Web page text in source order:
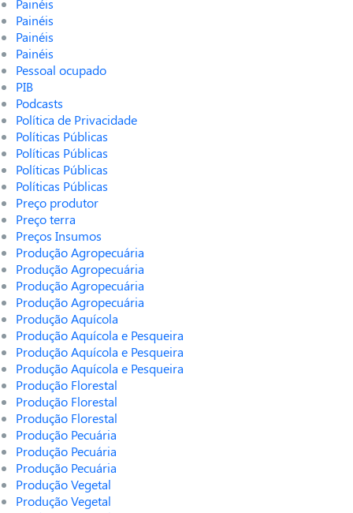
Painéis
Painéis
Painéis
Painéis
Pessoal ocupado
PIB
Podcasts
Política de Privacidade
Políticas Públicas
Políticas Públicas
Políticas Públicas
Políticas Públicas
Preço produtor
Preço terra
Preços Insumos
Produção Agropecuária
Produção Agropecuária
Produção Agropecuária
Produção Agropecuária
Produção Aquícola
Produção Aquícola e Pesqueira
Produção Aquícola e Pesqueira
Produção Aquícola e Pesqueira
Produção Florestal
Produção Florestal
Produção Florestal
Produção Pecuária
Produção Pecuária
Produção Pecuária
Produção Vegetal
Produção Vegetal